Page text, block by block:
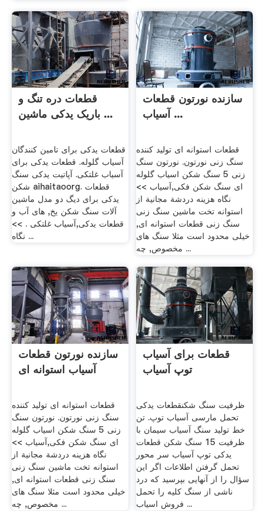
قطعات دره تنگ و
باریک یدکی ماشین ...
قطعات یدکی برای تامین کنندگان
آسیاب گلوله. قطعات یدکی برای
آسیاب غلتکی. آپاتیت یدکی سنگ
شکن aihaitaoorg. قطعات
یدکی برای دیگ دو مدل ماشین
آلات سنگ شکن یخ, های آب و
قطعات یدکی,آسیاب غلتکی . >>
نگاه ...
سازنده نورتون قطعات
آسیاب ...
قطعات استوانه ای تولید کننده
سنگ زنی نورتون. نورتون سنگ
زنی 5 سنگ شکن اسیاب گلوله
ای سنگ شکن فکی,آسیاب >>
نگاه هزینه دردشة مجانية از
استوانه تخت ماشین سنگ زنی
سنگ زنی قطعات استوانه ای,
خیلی محدود است مثلا سنگ های
مخصوص, چه ...
سازنده نورتون قطعات
آسیاب استوانه ای
قطعات استوانه ای تولید کننده
سنگ زنی نورتون. نورتون سنگ
زنی 5 سنگ شکن اسیاب گلوله
ای سنگ شکن فکی,آسیاب >>
نگاه هزینه دردشة مجانية از
استوانه تخت ماشین سنگ زنی
سنگ زنی قطعات استوانه ای,
خیلی محدود است مثلا سنگ های
مخصوص, چه ...
قطعات برای آسیاب
توپ آسیاب
ظرفیت سنگ شکن قطعات یدکی
تحمل مارسی آسیاب توپ. تن
خط تولید سنگ آسیاب سیمان با
ظرفیت 15 سنگ شکن قطعات
یدکی توپ آسیاب سر محور
تحمل گرفتن اطلاعات اگر این
سؤال را از آنهایی بپرسید که درد
ناشی از سنگ کلیه را تحمل
فروش اسیاب ...